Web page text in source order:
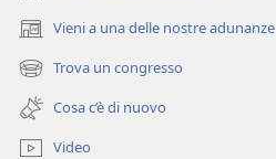
Vieni a una delle nostre adunanze
(apre
una
nuova
finestra)
Trova un congresso
(apre
una
nuova
finestra)
Cosa c’è di nuovo
Video